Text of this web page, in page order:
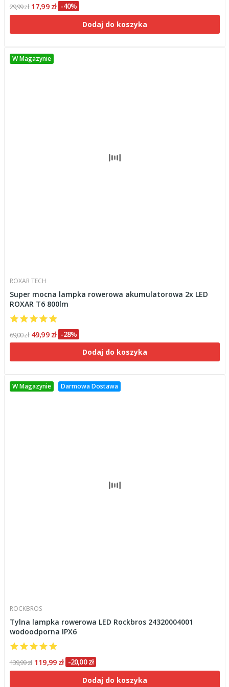
29,99 zł 17,99 zł -40%
Dodaj do koszyka
W Magazynie
ROXAR TECH
Super mocna lampka rowerowa akumulatorowa 2x LED
ROXAR T6 800lm
69,00 zł 49,99 zł -28%
Dodaj do koszyka
W Magazynie Darmowa Dostawa
ROCKBROS
Tylna lampka rowerowa LED Rockbros 24320004001
wodoodporna IPX6
139,99 zł 119,99 zł -20,00 zł
Dodaj do koszyka